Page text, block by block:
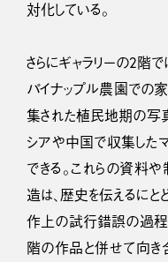
対化している。
さらにギャラリーの2階
パイナップル農園での
集された植民地期の写真
シアや中国で収集した
できる。これらの資料
造は、歴史を伝えるにと
作上の試行錯誤の過程
階の作品と併せて向き